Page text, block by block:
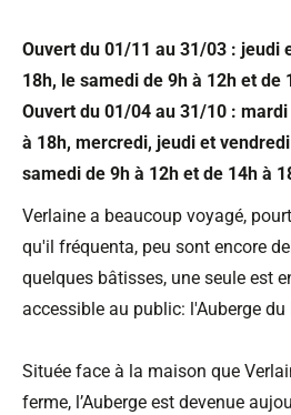
Ouvert du 01/11 au 31/03 : jeudi
18h, le samedi de 9h à 12h et de
Ouvert du 01/04 au 31/10 :
à 18h, mercredi, jeudi et
samedi de 9h à 12h et de 14h à
Verlaine a beaucoup voyagé,
qu'il fréquenta, peu sont encore
quelques bâtisses, une seule est
accessible au public: l'Auberge
Située face à la maison que
ferme, l’Auberge est devenue